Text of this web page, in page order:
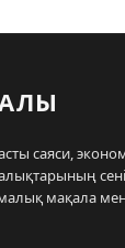
саяси,
мақала